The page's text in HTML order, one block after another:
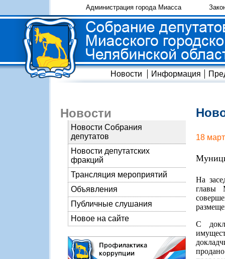
Администрация города Миасса
Новости Информация
Новости
Новости Собрания
депутатов
Новости депутатских
фракций
Трансляция мероприятий
Объявления
Публичные слушания
Новое на сайте
18
На
главы
С